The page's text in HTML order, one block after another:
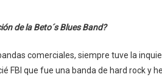
de la Beto´s Blues Band?
comerciales, siempre tuve la
FBI que fue una banda de hard rock y